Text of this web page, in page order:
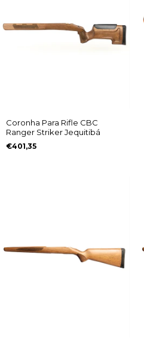
Coronha Para Rifle CBC
Ranger Striker Jequitibá
€401,35